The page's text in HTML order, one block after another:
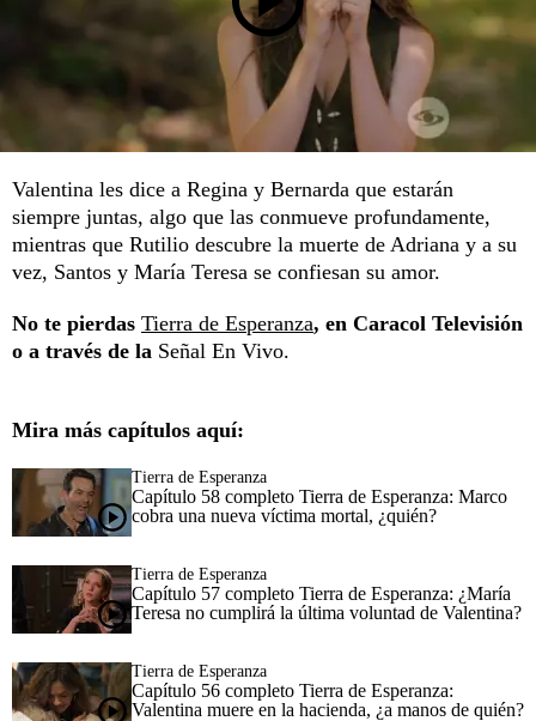
Valentina les dice a Regina y Bernarda que estarán
siempre juntas, algo que las conmueve profundamente,
mientras que Rutilio descubre la muerte de Adriana y a su
vez, Santos y María Teresa se confiesan su amor.
No te pierdas Tierra de Esperanza, en Caracol Televisión
o a través de la Señal En Vivo.
Mira más capítulos aquí:
Tierra de Esperanza
Capítulo 58 completo Tierra de Esperanza: Marco
cobra una nueva víctima mortal, ¿quién?
Tierra de Esperanza
Capítulo 57 completo Tierra de Esperanza: ¿María
Teresa no cumplirá la última voluntad de Valentina?
Tierra de Esperanza
Capítulo 56 completo Tierra de Esperanza:
Valentina muere en la hacienda, ¿a manos de quién?